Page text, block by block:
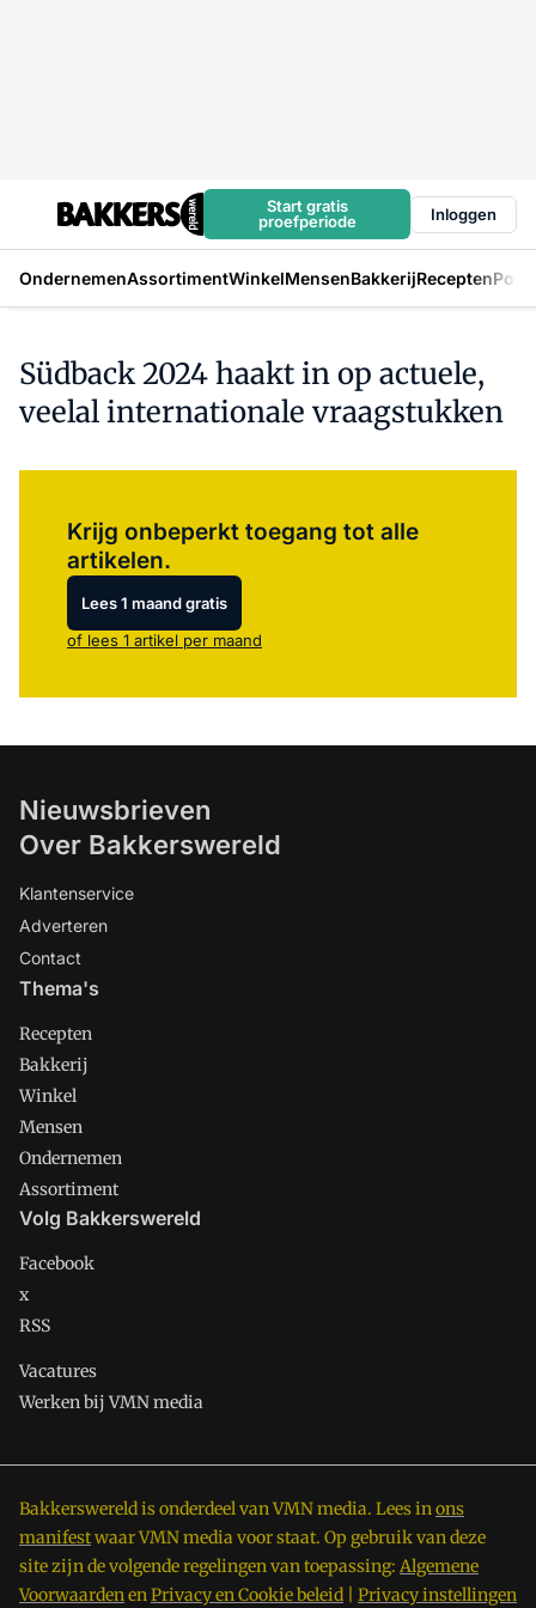
Start gratis
proefperiode
Inloggen
OndernemenAssortimentWinkelMensenBakkerijRecepten
Südback 2024 haakt in op actuele,
veelal internationale vraagstukken
Krijg onbeperkt toegang tot alle
artikelen.
Lees 1 maand gratis
of lees 1 artikel per maand
Nieuwsbrieven
Over Bakkerswereld
Klantenservice
Adverteren
Contact
Thema's
Recepten
Bakkerij
Winkel
Mensen
Ondernemen
Assortiment
Volg Bakkerswereld
Facebook
x
RSS
Vacatures
Werken bij VMN media
Bakkerswereld is onderdeel van VMN media. Lees inons
manifestwaar VMN media voor staat. Op gebruik van deze
site zijn de volgende regelingen van toepassing: Algemene
VoorwaardenenPrivacy en Cookie beleid Privacy instellingen